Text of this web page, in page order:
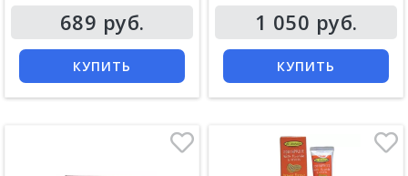
689 руб.
КУПИТЬ
1 050 руб.
КУПИТЬ